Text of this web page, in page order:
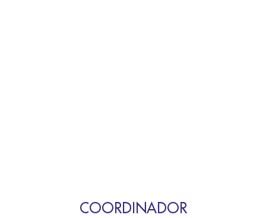
COORDINADOR